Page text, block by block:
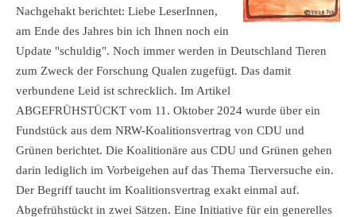
Nachgehakt berichtet: Liebe LeserInnen,
am Ende des Jahres bin ich Ihnen noch ein
Update "schuldig". Noch immer werden in Deutschland Tieren
zum Zweck der Forschung Qualen zugefügt. Das damit
verbundene Leid ist schrecklich. Im Artikel
ABGEFRÜHSTÜCKT vom 11. Oktober 2024 wurde über ein
Fundstück aus dem NRW-Koalitionsvertrag von CDU und
Grünen berichtet. Die Koalitionäre aus CDU und Grünen gehen
darin lediglich im Vorbeigehen auf das Thema Tierversuche ein.
Der Begriff taucht im Koalitionsvertrag exakt einmal auf.
Abgefrühstückt in zwei Sätzen. Eine Initiative für ein generelles